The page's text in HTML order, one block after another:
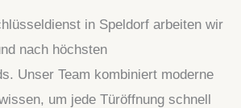
in Speldorf arbeiten wir
nach höchsten
Unser Team kombiniert moderne
um jede Türöffnung schnell